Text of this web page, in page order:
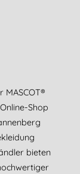
Shop
bieten